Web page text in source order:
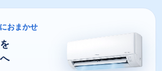
おまかせ
へ